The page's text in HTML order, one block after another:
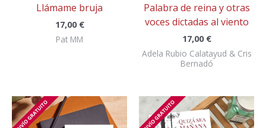
Llámame bruja
17,00 €
Pat MM
Palabra de reina y otras
voces dictadas al viento
17,00 €
Adela Rubio Calatayud & Cris
Bernadó